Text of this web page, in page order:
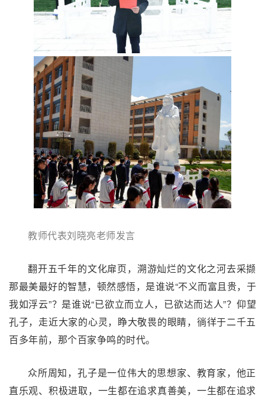
教师代表刘晓亮老师发言
翻开五千年的文化扉页，溯游灿烂的文化之河去采撷
那最美最好的智慧，顿然感悟，是谁说“不义而富且贵，于
我如浮云”？是谁说“已欲立而立人，已欲达而达人”？仰望
孔子，走近大家的心灵，睁大敬畏的眼睛，徜徉于二千五
百多年前，那个百家争鸣的时代。
众所周知，孔子是一位伟大的思想家、教育家，他正
直乐观、积极进取，一生都在追求真善美，一生都在追求